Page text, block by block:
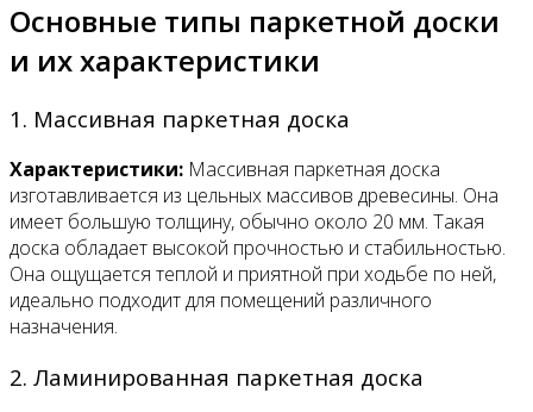
Основные типы паркетной доски
и их характеристики
1. Массивная паркетная доска
Характеристики: Массивная паркетная доска
изготавливается из цельных массивов древесины. Она
имеет большую толщину, обычно около 20 мм. Такая
доска обладает высокой прочностью и стабильностью.
Она ощущается теплой и приятной при ходьбе по ней,
идеально подходит для помещений различного
назначения.
2. Ламинированная паркетная доска